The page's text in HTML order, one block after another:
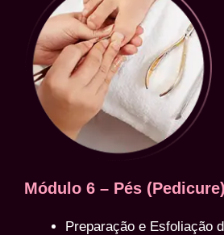
Módulo 6 – Pés (Pedicure)
Preparação e Esfoliação